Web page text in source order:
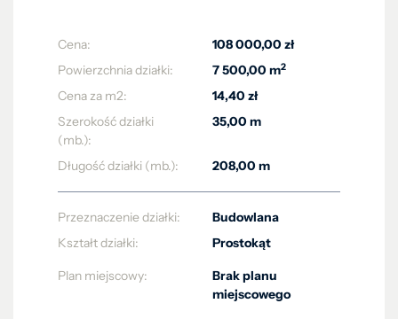
Cena:
108 000,00 zł
Powierzchnia działki:
7 500,00 m2
Cena za m2:
14,40 zł
Szerokość działki
(mb.):
35,00 m
Długość działki (mb.): 208,00 m
Przeznaczenie działki:
Budowlana
Kształt działki:
Prostokąt
Plan miejscowy:
Brak planu
miejscowego